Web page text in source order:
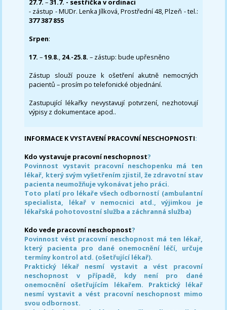
27.7.–31.7. - sestřička v ordinaci
- zástup - MUDr. Lenka Jílková, Prostřední 48, Plzeň - tel.:
377 387 855
Srpen:
17. –19.8., 24.-25.8. – zástup: bude upřesněno
Zástup slouží pouze k ošetření akutně nemocných
pacientů – prosím po telefonické objednání.
Zastupující lékařky nevystavují potvrzení, nezhotovují
výpisy z dokumentace apod..
INFORMACE K VYSTAVENÍ PRACOVNÍ NESCHOPNOSTI:
Kdo vystavuje pracovní neschopnost?
Povinnost vystavit pracovní neschopenku má ten
lékař, který svým vyšetřením zjistil, že zdravotní stav
pacienta neumožňuje vykonávat jeho práci.
Toto platí pro lékaře všech odborností (ambulantní
specialista, lékař v nemocnici atd., výjimkou je
lékařská pohotovostní služba a záchranná služba)
Kdo vede pracovní neschopnost?
Povinnost vést pracovní neschopnost má ten lékař,
který pacienta pro dané onemocnění léčí, určuje
termíny kontrol atd. (ošetřující lékař).
Praktický lékař nesmí vystavit a vést pracovní
neschopnost v případě, kdy není pro dané
onemocnění ošetřujícím lékařem. Praktický lékař
nesmí vystavit a vést pracovní neschopnost mimo
svou odbornost.